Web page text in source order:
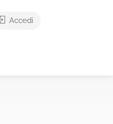
Accedi